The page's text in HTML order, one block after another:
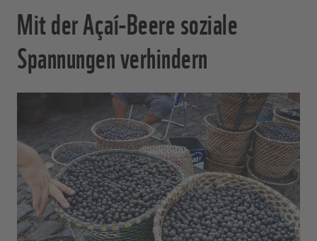
Mit der Açaí-Beere soziale
Spannungen verhindern